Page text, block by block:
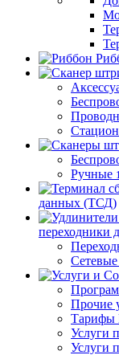
Ручные
данных (ТСД)
переходники
Прочие
Тарифы
Услуги
Услуги